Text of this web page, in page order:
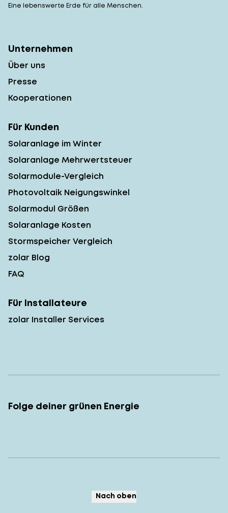
Eine lebenswerte Erde für alle Menschen.
Unternehmen
Über uns
Presse
Kooperationen
Für Kunden
Solaranlage im Winter
Solaranlage Mehrwertsteuer
Solarmodule-Vergleich
Photovoltaik Neigungswinkel
Solarmodul Größen
Solaranlage Kosten
Stormspeicher Vergleich
zolar Blog
FAQ
Für Installateure
zolar Installer Services
Folge deiner grünen Energie
Nach oben